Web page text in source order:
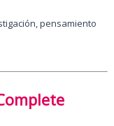
pensamiento